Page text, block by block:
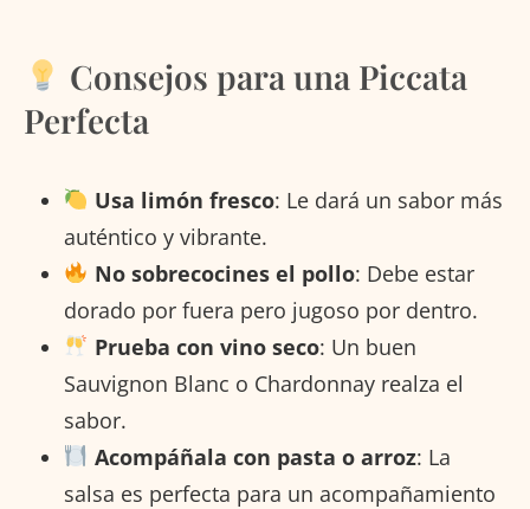
Consejos para una Piccata
Perfecta
Usa limón fresco: Le dará un sabor más
auténtico y vibrante.
No sobrecocines el pollo: Debe estar
dorado por fuera pero jugoso por dentro.
Prueba con vino seco: Un buen
Sauvignon Blanc o Chardonnay realza el
sabor.
Acompáñala con pasta o arroz: La
salsa es perfecta para un acompañamiento